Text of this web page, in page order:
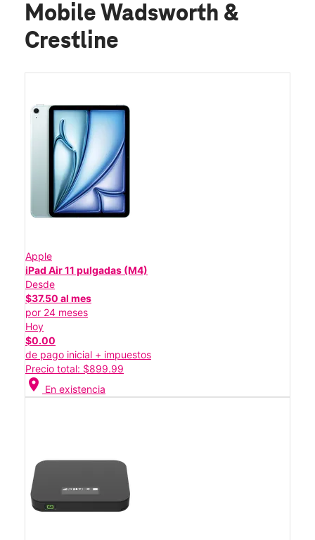
Mobile Wadsworth &
Crestline
Apple
iPad Air 11 pulgadas (M4)
Desde
$37.50 al mes
por 24 meses
Hoy
$0.00
de pago inicial + impuestos
Precio total: $899.99
location_on En existencia